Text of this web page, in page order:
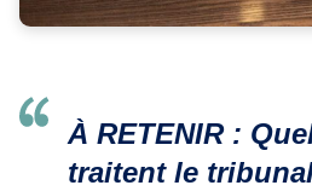
À RETENIR :
traitent le